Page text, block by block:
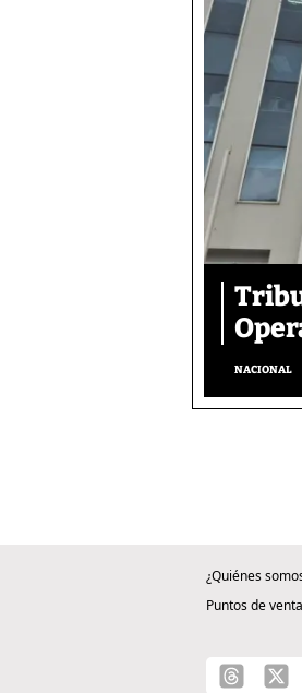
NACIONAL
¿Quiénes
Puntos de venta